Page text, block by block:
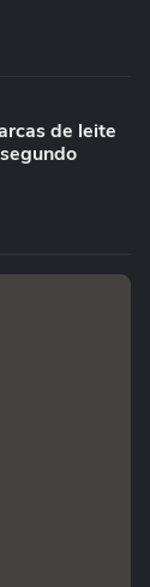
de leite